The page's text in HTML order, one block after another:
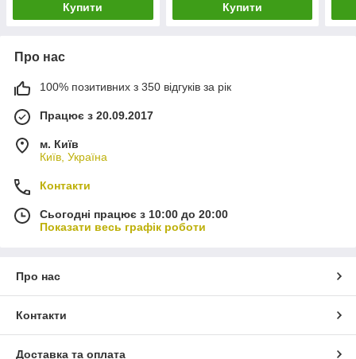
Купити Купити
Про нас
100% позитивних з 350 відгуків за рік
Працює з 20.09.2017
м. Київ
Київ, Україна
Контакти
Сьогодні працює з 10:00 до 20:00
Показати весь графік роботи
Про нас
Контакти
Доставка та оплата